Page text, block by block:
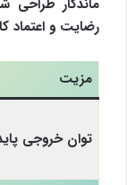
رضایت و اعتماد
مزیت
توان خروجی